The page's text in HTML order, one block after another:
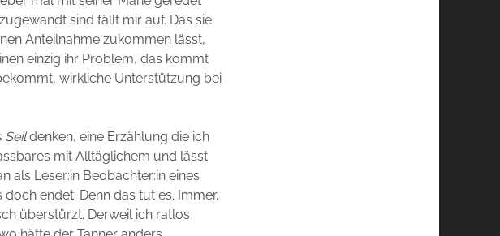
sind fällt mir auf. Das sie
Anteilnahme zukommen lässt,
einzig ihr Problem, das kommt
wirkliche Unterstützung bei
Seildenken, eine Erzählung die ich
mit Alltäglichem und lässt
als Leser:in Beobachter:in eines
endet. Denn das tut es. Immer.
überstürzt. Derweil ich ratlos